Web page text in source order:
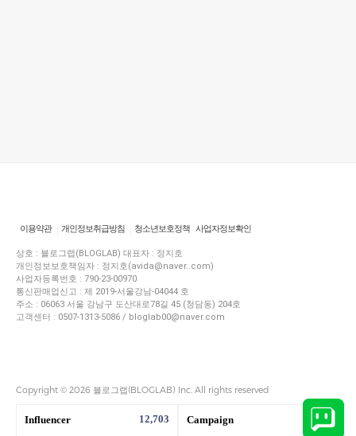
이용약관 개인정보취급방침 청소년보호정책 사업자정보확인
상호 : 블로그랩(BLOGLAB) 대표자 : 정지호
개인정보보호책임자 : 정지호(avida@naver..com)
사업자등록번호 : 790-23-00970
통신판매업신고 : 제 2019-서울강남-04044 호
주소 : 06063 서울 강남구 도산대로78길 45 (청담동) 204호
고객센터 : 0507-1313-5086 / bloglab00@naver.com
Copyright © 2026 블로그랩(BLOGLAB) Inc. All rights reserved
Influencer 12,703 Campaign 1,450